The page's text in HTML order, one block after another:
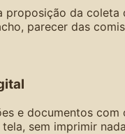
proposição da coleta
parecer das
e documentos com
sem imprimir